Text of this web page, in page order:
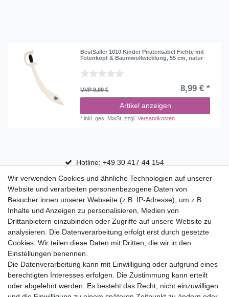
BestSaller 1010 Kinder Piratensäbel Fichte mit
Totenkopf & Baumwollwicklung, 55 cm, natur
UVP 9,99 € 8,99 € *
Artikel anzeigen
*inkl. ges. MwSt. zzgl.Versandkosten
Hotline: +49 30 417 44 154
30 Tage Rückgaberecht
Versandfrei ab 75 € in Deutschland
Top Marken
Eduplay
Folia Bringmann
Shop
Mein Konto
Wir verwenden Cookies und ähnliche Technologien auf unserer
Website und verarbeiten personenbezogene Daten von
Besucher:innen unserer Webseite (z.B. IP-Adresse), um z.B.
Inhalte und Anzeigen zu personalisieren, Medien von
Drittanbietern einzubinden oder Zugriffe auf unsere Website zu
analysieren. Die Datenverarbeitung erfolgt erst durch gesetzte
Cookies. Wir teilen diese Daten mit Dritten, die wir in den
Einstellungen benennen.
Die Datenverarbeitung kann mit Einwilligung oder aufgrund eines
berechtigten Interesses erfolgen. Die Zustimmung kann erteilt
oder abgelehnt werden. Es besteht das Recht, nicht einzuwilligen